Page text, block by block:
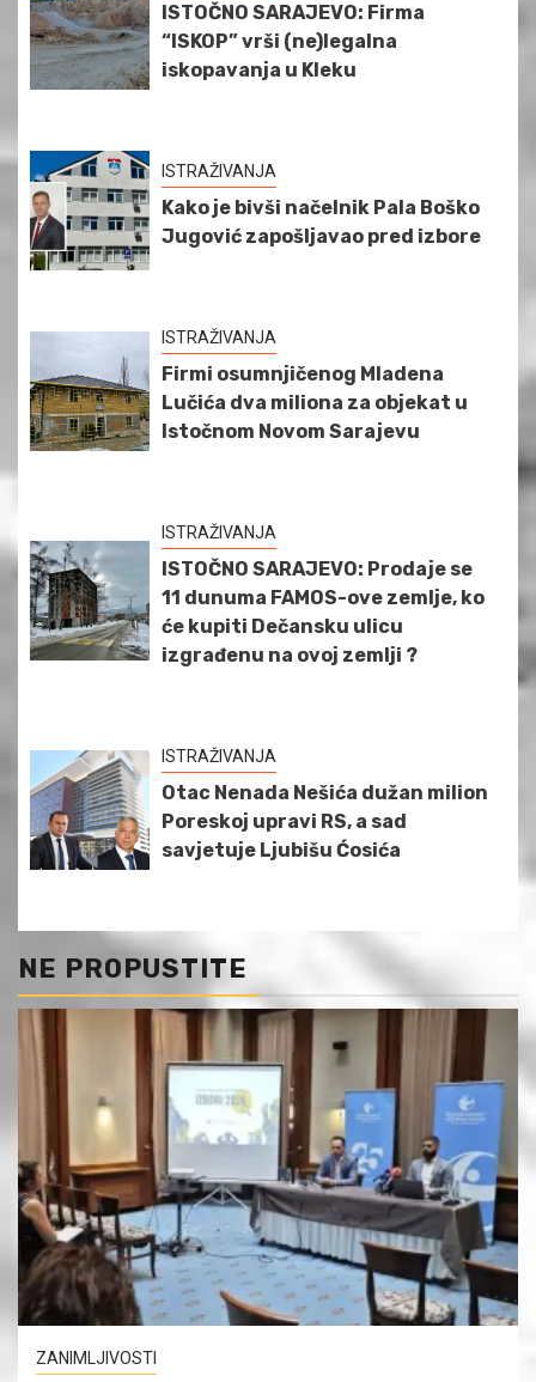
ISTOČNO SARAJEVO: Firma
“ISKOP” vrši (ne)legalna
iskopavanja u Kleku
ISTRAŽIVANJA
Kako je bivši načelnik Pala Boško
Jugović zapošljavao pred izbore
ISTRAŽIVANJA
Firmi osumnjičenog Mladena
Lučića dva miliona za objekat u
Istočnom Novom Sarajevu
ISTRAŽIVANJA
ISTOČNO SARAJEVO: Prodaje se
11 dunuma FAMOS-ove zemlje, ko
će kupiti Dečansku ulicu
izgrađenu na ovoj zemlji ?
ISTRAŽIVANJA
Otac Nenada Nešića dužan milion
Poreskoj upravi RS, a sad
savjetuje Ljubišu Ćosića
NE PROPUSTITE
ZANIMLJIVOSTI